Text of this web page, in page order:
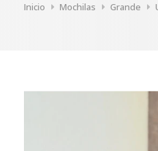
Inicio Mochilas Grande